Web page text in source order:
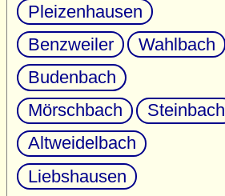
Pleizenhausen
Benzweiler
Wahlbach
Budenbach
Mörschbach
Steinbach
Altweidelbach
Liebshausen